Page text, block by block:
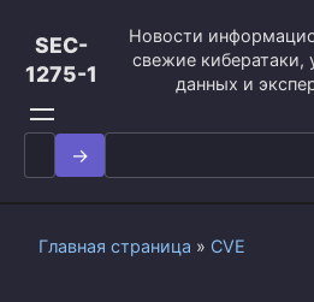
контенту
SEC-
1275-1
Новости
свежие кибератаки,
данных и
Search
for:
Главная страница » CVE